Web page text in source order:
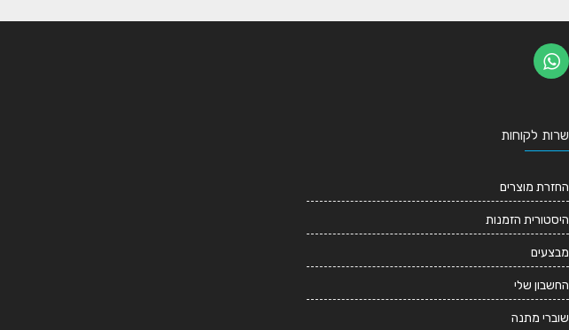
שרות לקוחות
החזרת מוצרים
היסטורית הזמנות
מבצעים
החשבון שלי
שוברי מתנה